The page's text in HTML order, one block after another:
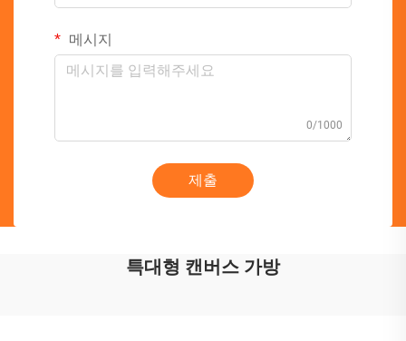
메시지
0/1000
제출
특대형 캔버스 가방